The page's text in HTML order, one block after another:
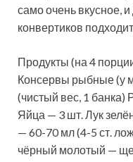
само очень вкусное,
конвертиков
Продукты (на 4
Консервы рыбные (у
(чистый вес, 1 банка)
Яйца — 3 шт. Лук
— 60-70 мл (4-5 ст.
чёрный молотый —